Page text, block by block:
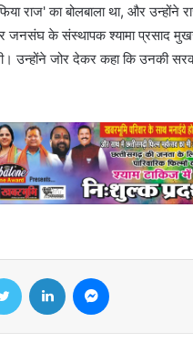
राज' का बोलबाला था, और उन्होंने
जनसंघ के संस्थापक श्यामा प्रसाद
उन्होंने जोर देकर कहा कि उनकी